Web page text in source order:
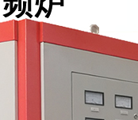
3吨中频炉熔化